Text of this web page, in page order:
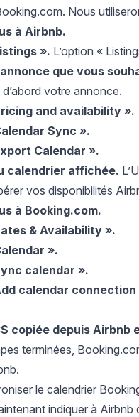
Nous
à Airbnb.
». L’option «
que vous
votre annonce.
and availability ».
Sync ».
Calendar ».
calendrier affichée.
vos disponibilités
à Booking.com.
& Availability ».
».
calendar ».
calendar connection
copiée depuis
terminées,
le calendrier
indiquer à